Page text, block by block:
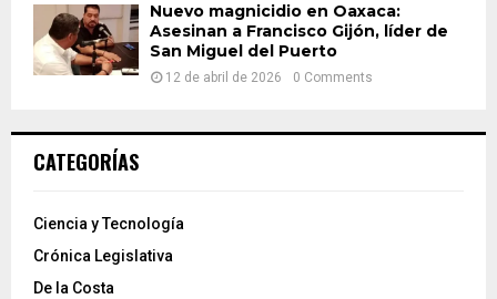
Nuevo magnicidio en Oaxaca:
Asesinan a Francisco Gijón, líder de
San Miguel del Puerto
12 de abril de 2026 0 Comments
CATEGORÍAS
Ciencia y Tecnología
Crónica Legislativa
De la Costa